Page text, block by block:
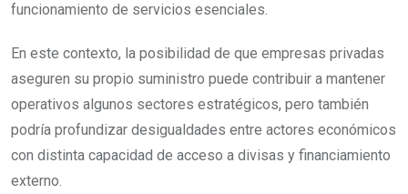
funcionamiento de servicios esenciales.
En este contexto, la posibilidad de que empresas privadas
aseguren su propio suministro puede contribuir a mantener
operativos algunos sectores estratégicos, pero también
podría profundizar desigualdades entre actores económicos
con distinta capacidad de acceso a divisas y financiamiento
externo.